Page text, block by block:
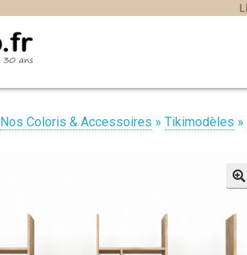
Nos Coloris & Accessoires » Tikimodèles »